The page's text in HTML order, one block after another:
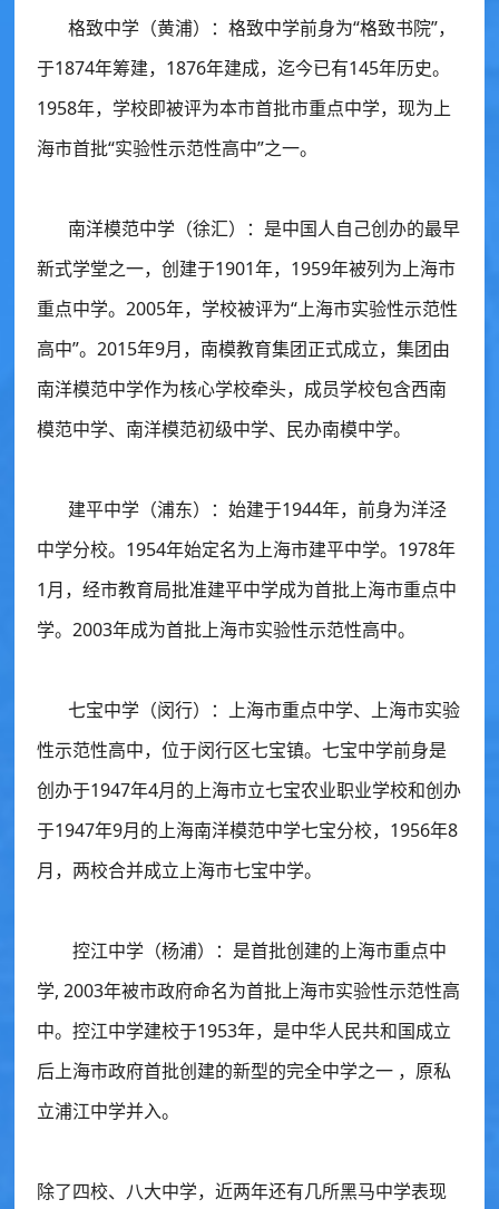
格致中学（黄浦）：格致中学前身为“格致书院”，
于1874年筹建，1876年建成，迄今已有145年历史。
1958年，学校即被评为本市首批市重点中学，现为上
海市首批“实验性示范性高中”之一。
南洋模范中学（徐汇）： 是中国人自己创办的最早
新式学堂之一，创建于1901年，1959年被列为上海市
重点中学。2005年，学校被评为“上海市实验性示范性
高中”。2015年9月，南模教育集团正式成立，集团由
南洋模范中学作为核心学校牵头，成员学校包含西南
模范中学、南洋模范初级中学、民办南模中学。
建平中学（浦东）：始建于1944年，前身为洋泾
中学分校。1954年始定名为上海市建平中学。1978年
1月，经市教育局批准建平中学成为首批上海市重点中
学。2003年成为首批上海市实验性示范性高中。
七宝中学（闵行）： 上海市重点中学、上海市实验
性示范性高中，位于闵行区七宝镇。七宝中学前身是
创办于1947年4月的上海市立七宝农业职业学校和创办
于1947年9月的上海南洋模范中学七宝分校，1956年8
月，两校合并成立上海市七宝中学。
控江中学（杨浦）： 是首批创建的上海市重点中
学, 2003年被市政府命名为首批上海市实验性示范性高
中。控江中学建校于1953年，是中华人民共和国成立
后上海市政府首批创建的新型的完全中学之一 ，原私
立浦江中学并入。
除了四校、八大中学，近两年还有几所黑马中学表现